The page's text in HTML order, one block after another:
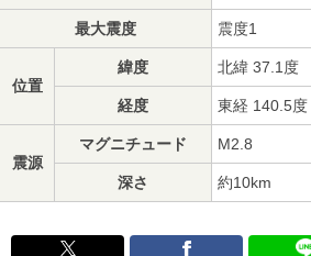
最大震度 震度1
位置
緯度 北緯 37.1度
経度 東経 140.5度
震源
マグニチュード M2.8
深さ 約10km